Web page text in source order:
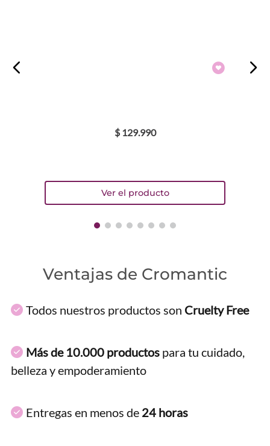
$ 129.990
Ventajas de Cromantic
Todos nuestros productos son Cruelty Free
Más de 10.000 productos para tu cuidado,
belleza y empoderamiento
Entregas en menos de 24 horas